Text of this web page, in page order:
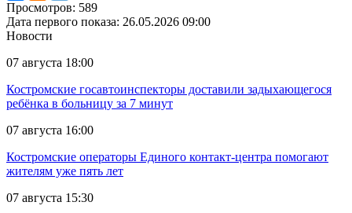
Просмотров: 589
Дата первого показа: 26.05.2026 09:00
Новости
07 августа 18:00
Костромские госавтоинспекторы доставили задыхающегося
ребёнка в больницу за 7 минут
07 августа 16:00
Костромские операторы Единого контакт-центра помогают
жителям уже пять лет
07 августа 15:30